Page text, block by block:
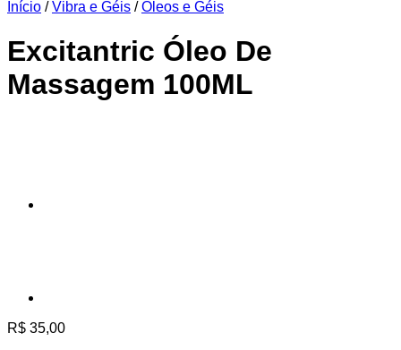
Início / Vibra e Géis / Óleos e Géis
Excitantric Óleo De
Massagem 100ML
R$ 35,00